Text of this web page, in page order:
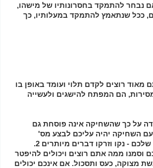
נבחר להתמקד בחסרונותיו של מישהו,
ככל שנתאמץ להתמקד במעלותיו, כך
מאוד רוצים לקדם תלוי ועומד באופן בו
הם המפתח להישגים ולעשייה
על כך שהשחיקה אינה פוסחת גם
השחיקה יהיה עליכם לבצע מס'
דברים: 1. לארגן את פינת העבודה שלכם - נקו וזרקו דברים מיותרים 2.
וסמנו ממה אתם רוצים ויכולים להיפטר
3. טפלו בהרגשת מצוקה, כעס ותסכול. אם אינכם יכולים